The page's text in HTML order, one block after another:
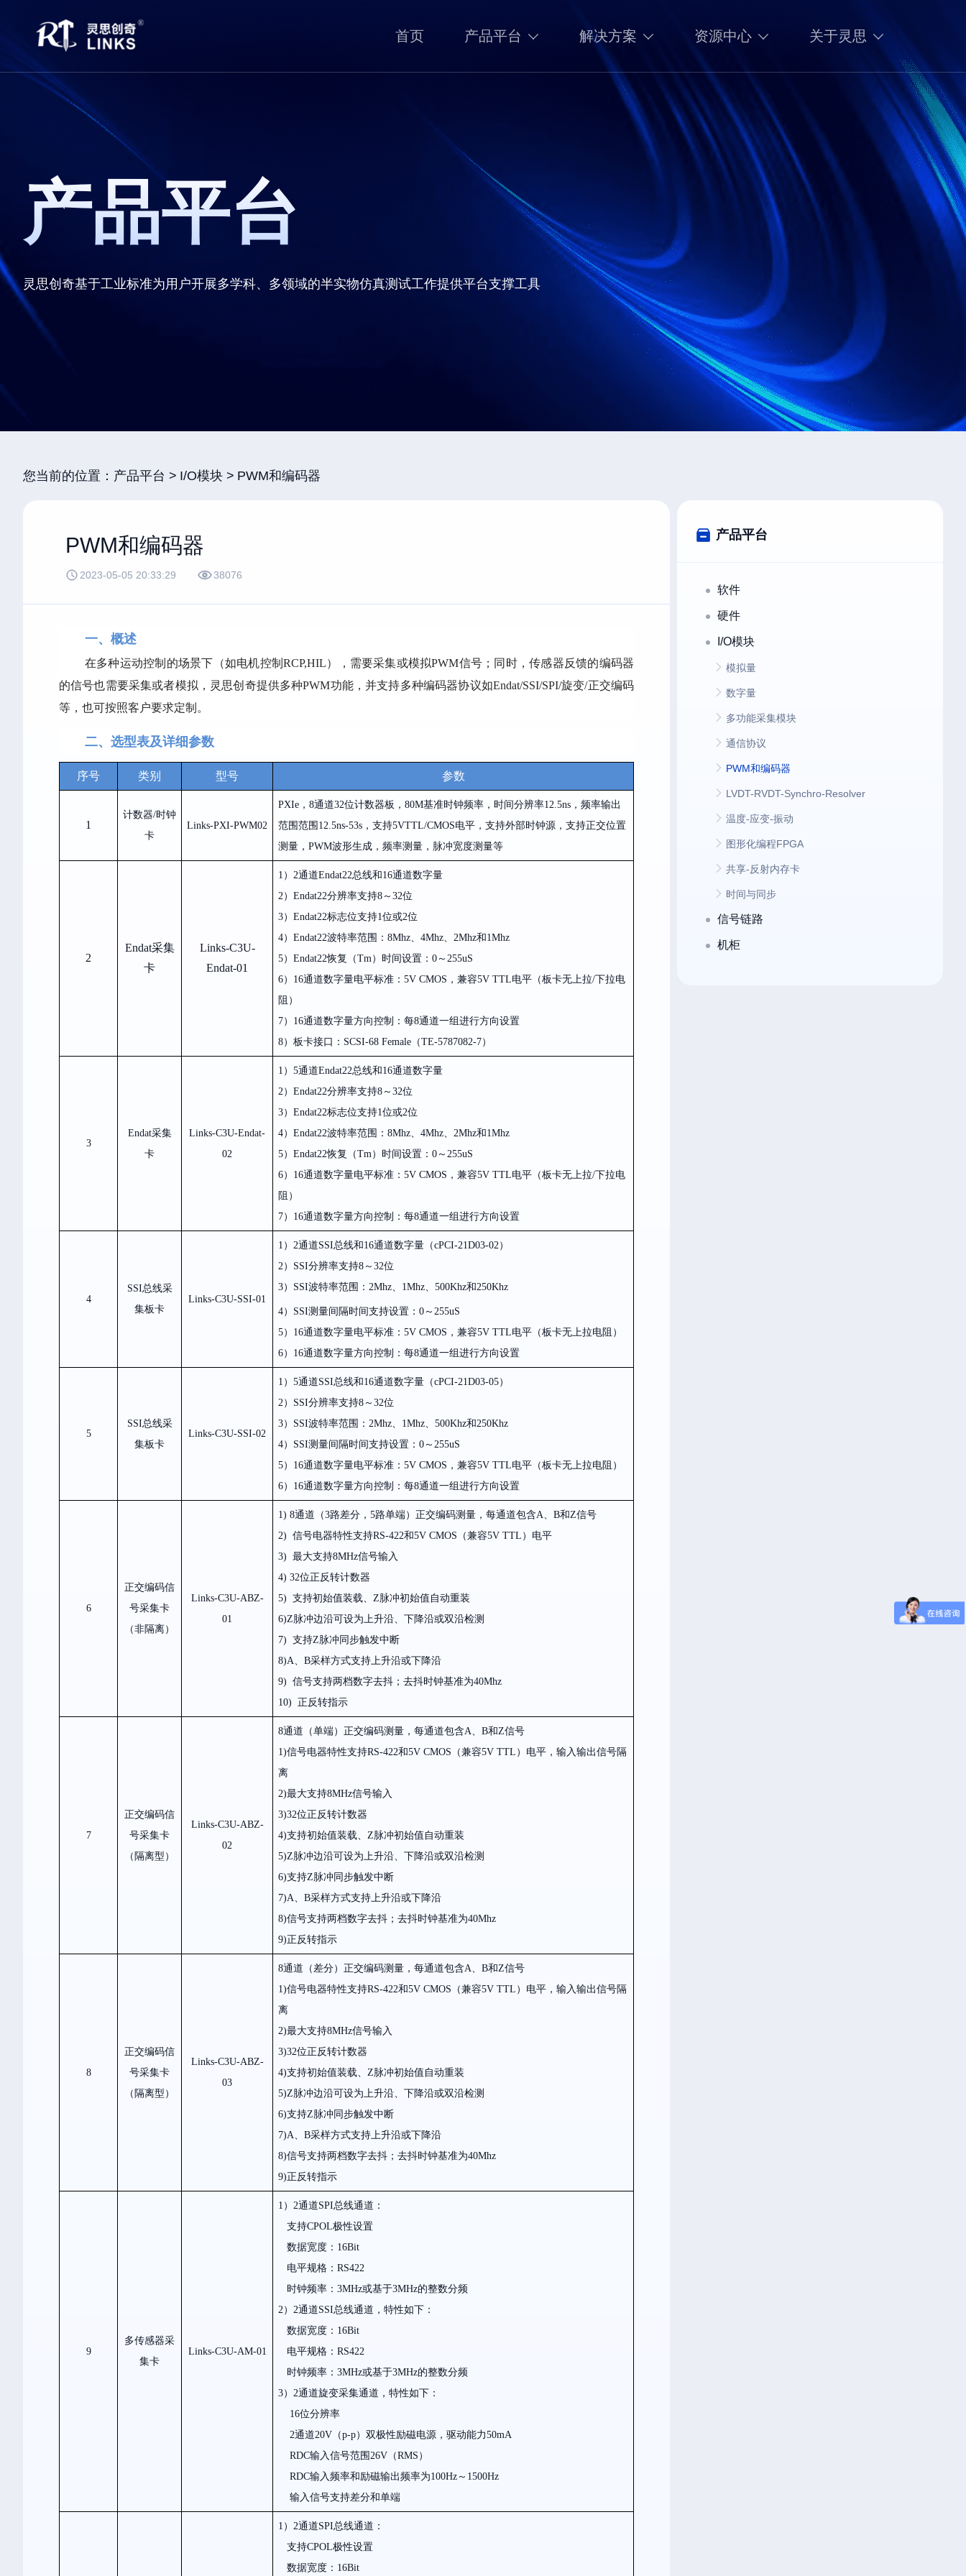
首页 产品平台 解决方案 资源中心 关于灵思
产品平台
灵思创奇基于工业标准为用户开展多学科、多领域的半实物仿真测试工作提供平台支撑工具
您当前的位置： 产品平台 I/O模块 PWM和编码器
PWM和编码器
2023-05-05 20:33:29 38076
一、概述
在多种运动控制的场景下（如电机控制RCP,HIL），需要采集或模拟PWM信号；同时，传感器反馈的编码器
的信号也需要采集或者模拟，灵思创奇提供多种PWM功能，并支持多种编码器协议如Endat/SSI/SPI/旋变/正交编码
等，也可按照客户要求定制。
二、选型表及详细参数
序号 类别 型号 参数
1
计数器/时钟
卡
Links-PXI-PWM02
PXIe，8通道32位计数器板 ，80M基准时钟频率，时间分辨率12.5ns， 频率输出
范围范围 12.5ns-53s， 支持5VTTL/CMOS电平，支持外部时钟源，支持正交位置
测量 ，PWM波形生成，频率测量，脉冲宽度测量等
2
Endat采集
卡
Links-C3U-
Endat-01
1）2通道Endat22总线和 16通道数字量
2）Endat22分辨率支持8～32位
3）Endat22标志位支持1位或2位
4）Endat22波特率范围 ：8Mhz、4Mhz、2Mhz和1Mhz
5）Endat22恢复 （Tm） 时间设置 ：0～255uS
6）16通道数字量电平标准 ：5V CMOS， 兼容5V TTL电平（板卡无上拉/下拉电
阻）
7）16通道数字量方向控制：每8通道一组进行方向设置
8） 板卡接口 ：SCSI-68 Female（TE-5787082-7）
3
Endat采集
卡
Links-C3U-Endat-
02
1）5通道Endat22总线和 16通道数字量
2）Endat22分辨率支持8～32位
3）Endat22标志位支持1位或2位
4）Endat22波特率范围 ：8Mhz、4Mhz、2Mhz和1Mhz
5）Endat22恢复 （Tm） 时间设置 ：0～255uS
6）16通道数字量电平标准 ：5V CMOS， 兼容5V TTL电平（板卡无上拉/下拉电
阻）
7）16通道数字量方向控制：每8通道一组进行方向设置
4
SSI总线采
集板卡
Links-C3U-SSI-01
1）2通道SSI总线和 16通道数字量 （cPCI-21D03-02）
2）SSI分辨率支持8～32位
3）SSI波特率范围 ：2Mhz、1Mhz、500Khz和250Khz
4）SSI测量间隔时间支持设置 ：0～255uS
5）16通道数字量电平标准 ：5V CMOS， 兼容5V TTL电平（板卡无上拉电阻）
6）16通道数字量方向控制：每8通道一组进行方向设置
5
SSI总线采
集板卡
Links-C3U-SSI-02
1）5通道SSI总线和16通道数字量 （cPCI-21D03-05）
2）SSI分辨率支持8～32位
3）SSI波特率范围 ：2Mhz、1Mhz、500Khz和250Khz
4）SSI测量间隔时间支持设置 ：0～255uS
5）16通道数字量电平标准 ：5V CMOS， 兼容5V TTL电平（板卡无上拉电阻）
6）16通道数字量方向控制：每8通道一组进行方向设置
6
正交编码信
号采集卡
（非隔离）
Links-C3U-ABZ-
01
1) 8通道 （3路差分 ，5路单端）正交编码测量，每通道包含A、B和Z信号
2) 信号电器特性支持RS-422和5V CMOS（兼容5V TTL） 电平
3) 最大支持8MHz信号输入
4) 32位正反转计数器
5) 支持初始值装载、Z脉冲初始值自动重装
6)Z脉冲边沿可设为上升沿、下降沿或双沿检测
7) 支持Z脉冲同步触发中断
8)A、B采样方式支持上升沿或下降沿
9) 信号支持两档数字去抖；去抖时钟基准为40Mhz
10) 正反转指示
7
正交编码信
号采集卡
（隔离型）
Links-C3U-ABZ-
02
8通道（单端）正交编码测量，每通道包含A、B和Z信号
1)信号电器特性支持RS-422和5V CMOS（兼容5V TTL） 电平，输入输出信号隔
离
2)最大支持8MHz信号输入
3)32位正反转计数器
4)支持初始值装载、Z脉冲初始值自动重装
5)Z脉冲边沿可设为上升沿、下降沿或双沿检测
6)支持Z脉冲同步触发中断
7)A、B采样方式支持上升沿或下降沿
8)信号支持两档数字去抖；去抖时钟基准为40Mhz
9)正反转指示
8
正交编码信
号采集卡
（隔离型）
Links-C3U-ABZ-
03
8通道（差分）正交编码测量，每通道包含A、B和Z信号
1)信号电器特性支持RS-422和5V CMOS（兼容5V TTL） 电平，输入输出信号隔
离
2)最大支持8MHz信号输入
3)32位正反转计数器
4)支持初始值装载、Z脉冲初始值自动重装
5)Z脉冲边沿可设为上升沿、下降沿或双沿检测
6)支持Z脉冲同步触发中断
7)A、B采样方式支持上升沿或下降沿
8)信号支持两档数字去抖；去抖时钟基准为40Mhz
9)正反转指示
9
多传感器采
集卡
Links-C3U-AM-01
1）2通道SPI总线通道：
支持CPOL极性设置
数据宽度 ：16Bit
电平规格 ：RS422
时钟频率 ：3MHz或基于3MHz的整数分频
2）2通道SSI总线通道，特性如下：
数据宽度 ：16Bit
电平规格 ：RS422
时钟频率 ：3MHz或基于3MHz的整数分频
3）2通道旋变采集通道，特性如下：
16位分辨率
2通道20V（p-p） 双极性励磁电源，驱动能力50mA
RDC输入信号范围 26V（RMS）
RDC输入频率和励磁输出频率为100Hz～1500Hz
输入信号支持差分和单端
1）2通道SPI总线通道：
支持CPOL极性设置
数据宽度 ：16Bit
产品平台
软件
硬件
I/O模块
模拟量
数字量
多功能采集模块
通信协议
PWM和编码器
LVDT-RVDT-Synchro-Resolver
温度-应变-振动
图形化编程FPGA
共享-反射内存卡
时间与同步
信号链路
机柜